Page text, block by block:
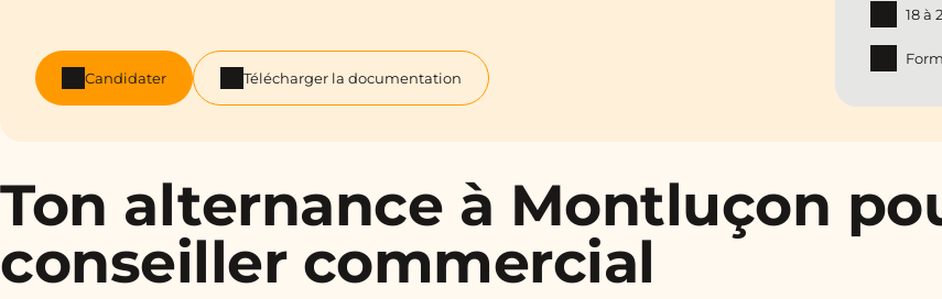
Candidater Télécharger la documentation
18 à
Ton alternance à Montluçon
conseiller commercial